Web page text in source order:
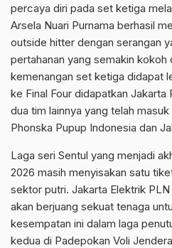
percaya diri pada set ketiga
Arsela Nuari Purnama berhasil
outside hitter dengan serangan
pertahanan yang semakin kokoh
kemenangan set ketiga didapat
ke Final Four didapatkan
dua tim lainnya yang telah
Phonska Pupup Indonesia dan
Laga seri Sentul yang menjadi
2026 masih menyisakan satu
sektor putri. Jakarta Elektrik
akan berjuang sekuat tenaga
kesempatan ini dalam laga
kedua di Padepokan Voli